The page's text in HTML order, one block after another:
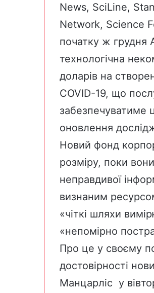
News, SciLine,
Network, Science
початку ж грудня
технологічна
доларів на
COVID-19, що
забезпечуватиме
оновлення
Новий фонд
розміру, поки
неправдивої
визнаним
«чіткі шляхи
«непомірно
Про це у своєму
достовірності
Манцарліс у